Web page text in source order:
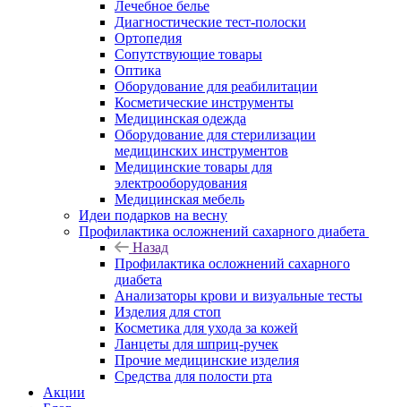
Лечебное белье
Диагностические тест-полоски
Ортопедия
Сопутствующие товары
Оптика
Оборудование для реабилитации
Косметические инструменты
Медицинская одежда
Оборудование для стерилизации
медицинских инструментов
Медицинские товары для
электрооборудования
Медицинская мебель
Идеи подарков на весну
Профилактика осложнений сахарного диабета
Назад
Профилактика осложнений сахарного
диабета
Анализаторы крови и визуальные тесты
Изделия для стоп
Косметика для ухода за кожей
Ланцеты для шприц-ручек
Прочие медицинские изделия
Средства для полости рта
Акции